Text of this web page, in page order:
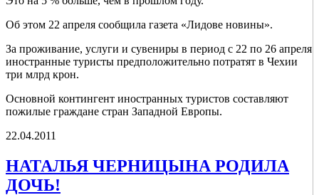
Об этом 22 апреля сообщила газета «Лидове новины».
За проживание, услуги и сувениры в период с 22 по 26 апреля
иностранные туристы предположительно потратят в Чехии
три млрд крон.
Основной контингент иностранных туристов составляют
пожилые граждане стран Западной Европы.
22.04.2011
НАТАЛЬЯ ЧЕРНИЦЫНА РОДИЛА
ДОЧЬ!